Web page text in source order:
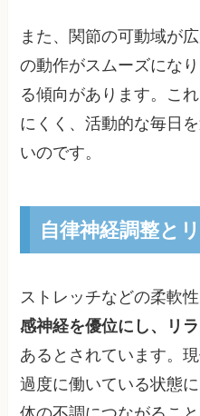
また、関節の可動域が
の動作がスムーズにな
る傾向があります。こ
にくく、活動的な毎日
いのです。
自律神経調整と
ストレッチなどの柔軟
感神経を優位にし、リ
あるとされています。
過度に働いている状態